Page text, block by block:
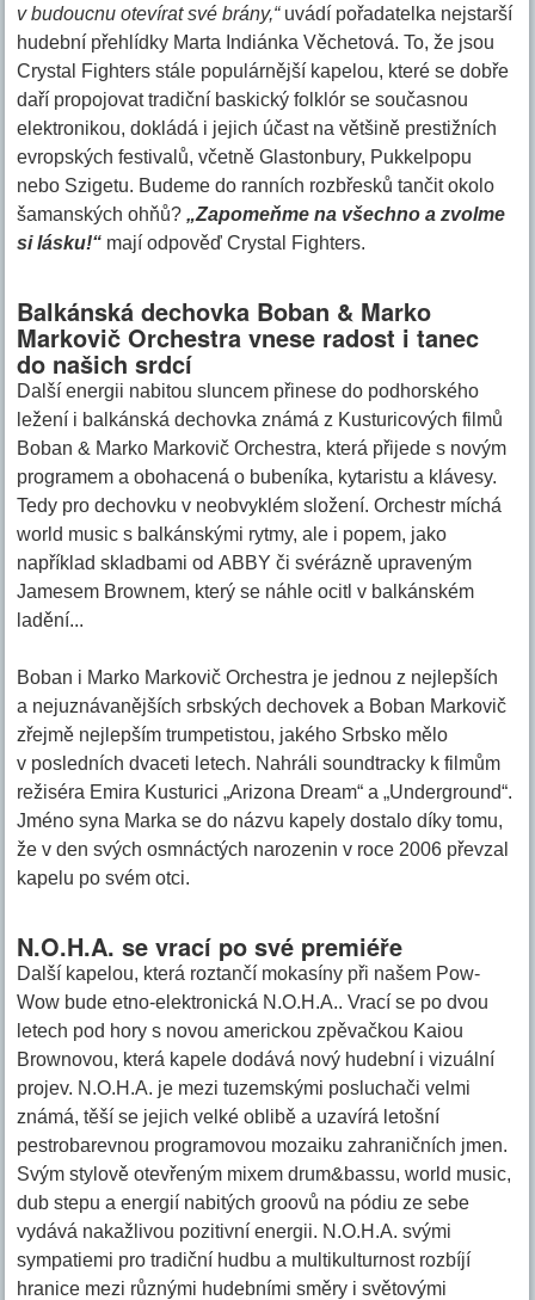
v budoucnu otevírat své brány,“ uvádí pořadatelka nejstarší
hudební přehlídky Marta Indiánka Věchetová. To, že jsou
Crystal Fighters stále populárnější kapelou, které se dobře
daří propojovat tradiční baskický folklór se současnou
elektronikou, dokládá i jejich účast na většině prestižních
evropských festivalů, včetně Glastonbury, Pukkelpopu
nebo Szigetu. Budeme do ranních rozbřesků tančit okolo
šamanských ohňů?„Zapomeňme na všechno a zvolme
si lásku!“ mají odpověď Crystal Fighters.
Balkánská dechovka Boban & Marko
Markovič Orchestra vnese radost i tanec
do našich srdcí
Další energii nabitou sluncem přinese do podhorského
ležení i balkánská dechovka známá z Kusturicových filmů
Boban & Marko Markovič Orchestra, která přijede s novým
programem a obohacená o bubeníka, kytaristu a klávesy.
Tedy pro dechovku v neobvyklém složení. Orchestr míchá
world music s balkánskými rytmy, ale i popem, jako
například skladbami od ABBY či svérázně upraveným
Jamesem Brownem, který se náhle ocitl v balkánském
ladění...
Boban i Marko Markovič Orchestra je jednou z nejlepších
a nejuznávanějších srbských dechovek a Boban Markovič
zřejmě nejlepším trumpetistou, jakého Srbsko mělo
v posledních dvaceti letech. Nahráli soundtracky k filmům
režiséra Emira Kusturici „Arizona Dream“ a „Underground“.
Jméno syna Marka se do názvu kapely dostalo díky tomu,
že v den svých osmnáctých narozenin v roce 2006 převzal
kapelu po svém otci.
N.O.H.A. se vrací po své premiéře
Další kapelou, která roztančí mokasíny při našem Pow-
Wow bude etno-elektronická N.O.H.A.. Vrací se po dvou
letech pod hory s novou americkou zpěvačkou Kaiou
Brownovou, která kapele dodává nový hudební i vizuální
projev. N.O.H.A. je mezi tuzemskými posluchači velmi
známá, těší se jejich velké oblibě a uzavírá letošní
pestrobarevnou programovou mozaiku zahraničních jmen.
Svým stylově otevřeným mixem drum&bassu, world music,
dub stepu a energií nabitých groovů na pódiu ze sebe
vydává nakažlivou pozitivní energii. N.O.H.A. svými
sympatiemi pro tradiční hudbu a multikulturnost rozbíjí
hranice mezi různými hudebními směry i světovými